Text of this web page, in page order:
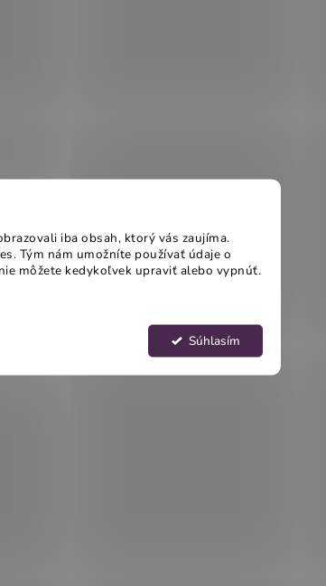
iba obsah, ktorý vás zaujíma.
Tým nám umožníte používať údaje o
môžete kedykoľvek upraviť alebo vypnúť.
Súhlasím